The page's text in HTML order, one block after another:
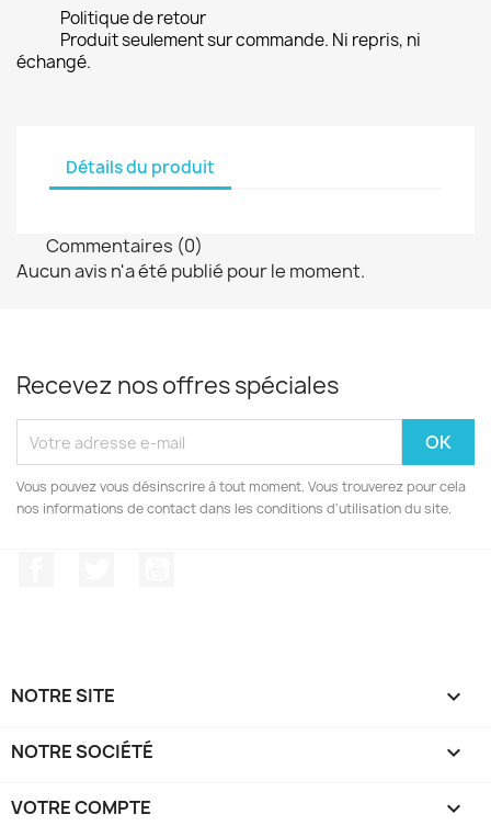
Politique de retour
Produit seulement sur commande. Ni repris, ni
échangé.
Détails du produit
Commentaires (0)
Aucun avis n'a été publié pour le moment.
Recevez nos offres spéciales
Vous pouvez vous désinscrire à tout moment. Vous trouverez pour cela
nos informations de contact dans les conditions d'utilisation du site.
NOTRE SITE 
NOTRE SOCIÉTÉ 
VOTRE COMPTE 